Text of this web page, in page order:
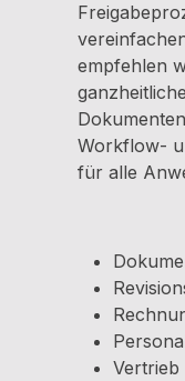
empfehlen
Workflow-
für alle
Vertrieb